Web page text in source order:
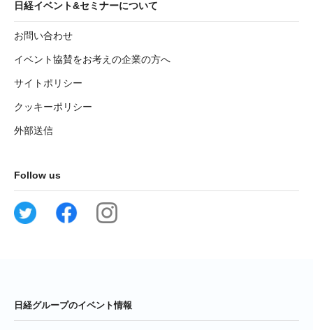
日経イベント&セミナーについて
お問い合わせ
イベント協賛をお考えの企業の方へ
サイトポリシー
クッキーポリシー
外部送信
Follow us
日経グループのイベント情報